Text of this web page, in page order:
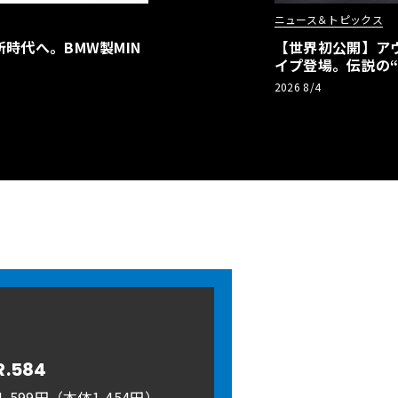
代へ。BMW製MIN
ニュース＆トピックス
【世界初公開】
イプ登場。伝説の
リーBEVとして復
2026 8/4